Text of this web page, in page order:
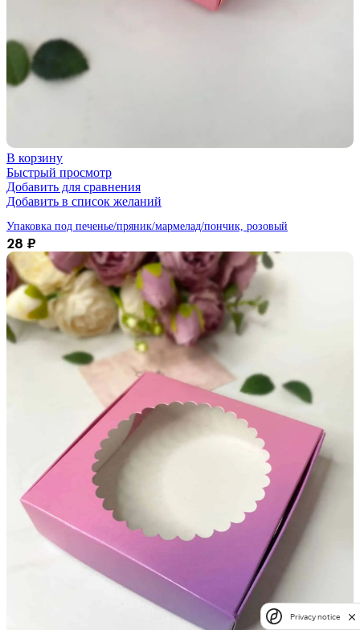
В корзину
Быстрый просмотр
Добавить для сравнения
Добавить в список желаний
Упаковка под печенье/пряник/мармелад/пончик, розовый
28 ₽
Privacy notice